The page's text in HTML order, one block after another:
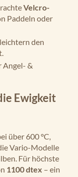
Velcro-
Paddeln oder
den
Angel- &
Ewigkeit
über 600 °C,
Vario-Modelle
Für höchste
1100 dtex – ein